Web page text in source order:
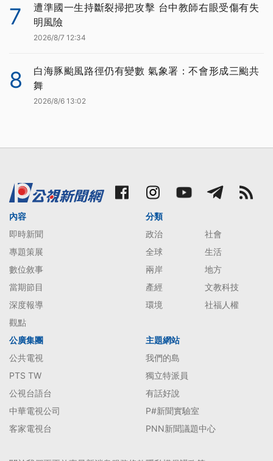
7
遭準國一生持斷裂掃把攻擊 台中教師右眼受傷有失
明風險
2026/8/7 12:34
8
白海豚颱風路徑仍有變數 氣象署：不會形成三颱共
舞
2026/8/6 13:02
內容
即時新聞
專題策展
數位敘事
當期節目
深度報導
觀點
分類
政治
社會
全球
生活
兩岸
地方
產經
文教科技
環境
社福人權
公廣集團
公共電視
PTS TW
公視台語台
中華電視公司
客家電視台
主題網站
我們的島
獨立特派員
有話好說
P#新聞實驗室
PNN新聞議題中心